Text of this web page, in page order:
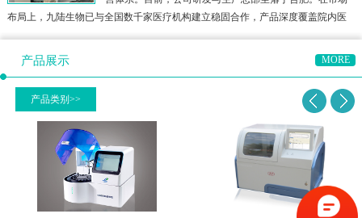
布局上，九陆生物已与全国数千家医疗机构建立稳固合作，产品深度覆盖院内医
态圈。公司产品矩阵涵盖全自动微量元素分析仪、全自动维生素分
产品展示 MORE
产品类别>>